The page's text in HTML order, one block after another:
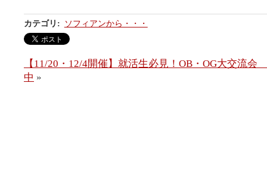
カテゴリ : ソフィアンから・・・
【11/20・12/4開催】就活生必見！OB・OG大交流
中 »